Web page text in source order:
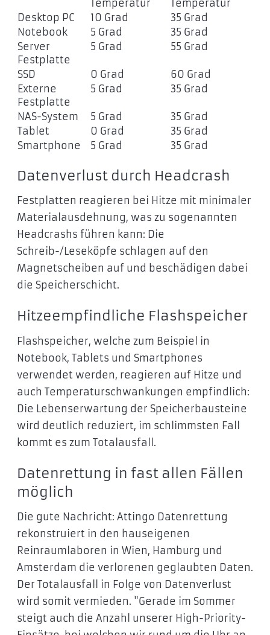
Temperatur
Temperatur
Desktop PC
10 Grad
35 Grad
Notebook
5 Grad
35 Grad
Server
Festplatte
5 Grad 55 Grad
SSD 0 Grad
60 Grad
Externe
Festplatte
5 Grad 35 Grad
NAS-System 5 Grad
35 Grad
Tablet
0 Grad
35 Grad
Smartphone
5 Grad 35 Grad
Datenverlust durch Headcrash
Festplatten reagieren bei Hitze mit minimaler
Materialausdehnung, was zu sogenannten
Headcrashs führen kann: Die
Schreib-/Leseköpfe schlagen auf den
Magnetscheiben auf und beschädigen dabei
die Speicherschicht.
Hitzeempfindliche Flashspeicher
Flashspeicher, welche zum Beispiel in
Notebook, Tablets und Smartphones
verwendet werden, reagieren auf Hitze und
auch Temperaturschwankungen empfindlich:
Die Lebenserwartung der Speicherbausteine
wird deutlich reduziert, im schlimmsten Fall
kommt es zum Totalausfall.
Datenrettung in fast allen Fällen
möglich
Die gute Nachricht: Attingo Datenrettung
rekonstruiert in den hauseigenen
Reinraumlaboren in Wien, Hamburg und
Amsterdam die verlorenen geglaubten Daten.
Der Totalausfall in Folge von Datenverlust
wird somit vermieden. "Gerade im Sommer
steigt auch die Anzahl unserer High-Priority-